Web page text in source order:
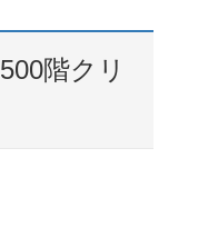
階クリ